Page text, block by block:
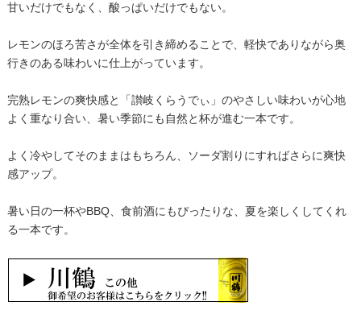
甘いだけでもなく、酸っぱいだけでもない。
レモンのほろ苦さが全体を引き締めることで、軽快でありながら奥
行きのある味わいに仕上がっています。
完熟レモンの爽快感と「讃岐くらうでぃ」のやさしい味わいが心地
よく重なり合い、暑い季節にも自然と杯が進む一本です。
よく冷やしてそのままはもちろん、ソーダ割りにすればさらに爽快
感アップ。
暑い日の一杯やBBQ、食前酒にもぴったりな、夏を楽しくしてくれ
る一本です。